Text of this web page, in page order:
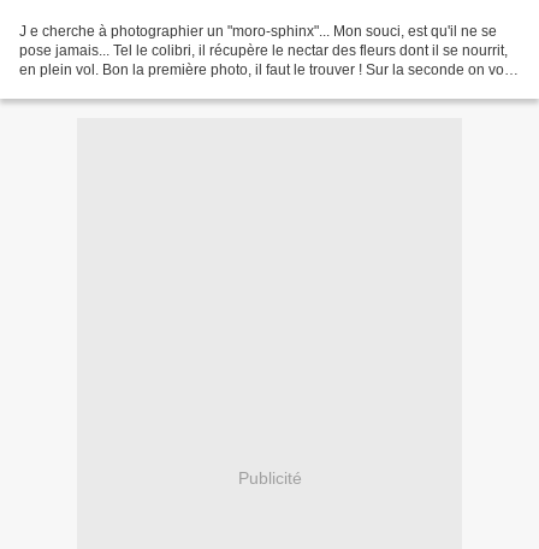
J e cherche à photographier un "moro-sphinx"... Mon souci, est qu'il ne se
pose jamais... Tel le colibri, il récupère le nectar des fleurs dont il se nourrit,
en plein vol. Bon la première photo, il faut le trouver ! Sur la seconde on voit
Publicité